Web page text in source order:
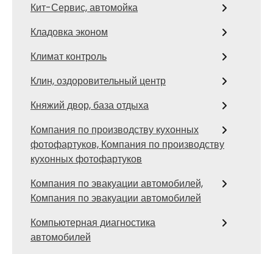
Кит-Сервис, автомойка
Кладовка эконом
Климат контроль
Клин, оздоровительный центр
Княжий двор, база отдыха
Компания по производству кухонных
фотофартуков, Компания по производству
кухонных фотофартуков
Компания по эвакуации автомобилей,
Компания по эвакуации автомобилей
Компьютерная диагностика
автомобилей